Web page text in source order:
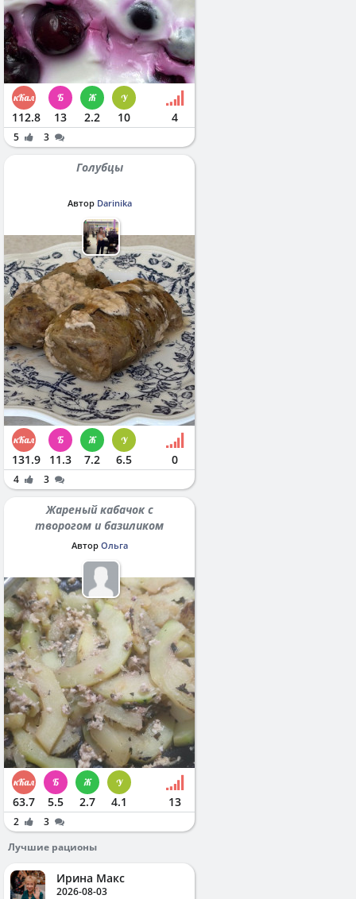
112.8 13 2.2 10 4
5 3
Голубцы
Автор Darinika
131.9 11.3 7.2 6.5 0
4 3
Жареный кабачок с
творогом и базиликом
Автор Ольга
63.7 5.5 2.7 4.1 13
2
3
Лучшие рационы
Ирина Макс
2026-08-03